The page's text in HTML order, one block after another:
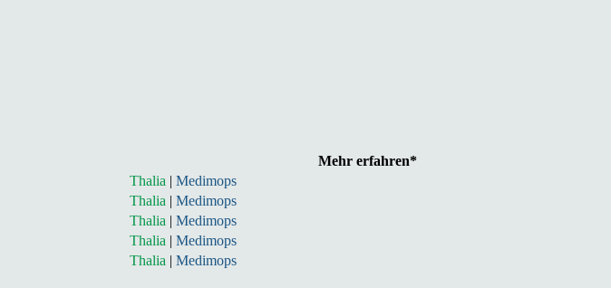
Mehr erfahren*
Thalia | Medimops
Thalia | Medimops
Thalia | Medimops
Thalia | Medimops
Thalia | Medimops